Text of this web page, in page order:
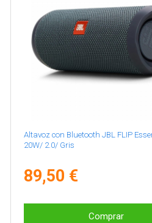
Altavoz con Bluetooth JBL FLIP
20W/ 2.0/ Gris
89,50 €
Comprar